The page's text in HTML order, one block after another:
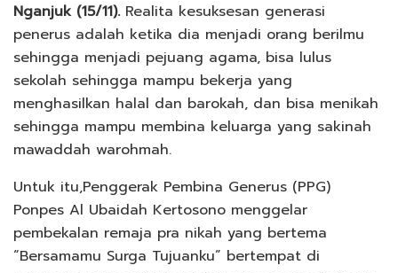
Nganjuk (15/11).Realita kesuksesan generasi
penerus adalah ketika dia menjadi orang berilmu
sehingga menjadi pejuang agama, bisa lulus
sekolah sehingga mampu bekerja yang
menghasilkan halal dan barokah, dan bisa menikah
sehingga mampu membina keluarga yang sakinah
mawaddah warohmah.
Untuk itu,Penggerak Pembina Generus (PPG)
Ponpes Al Ubaidah Kertosono menggelar
pembekalan remaja pra nikah yang bertema
“Bersamamu Surga Tujuanku” bertempat di